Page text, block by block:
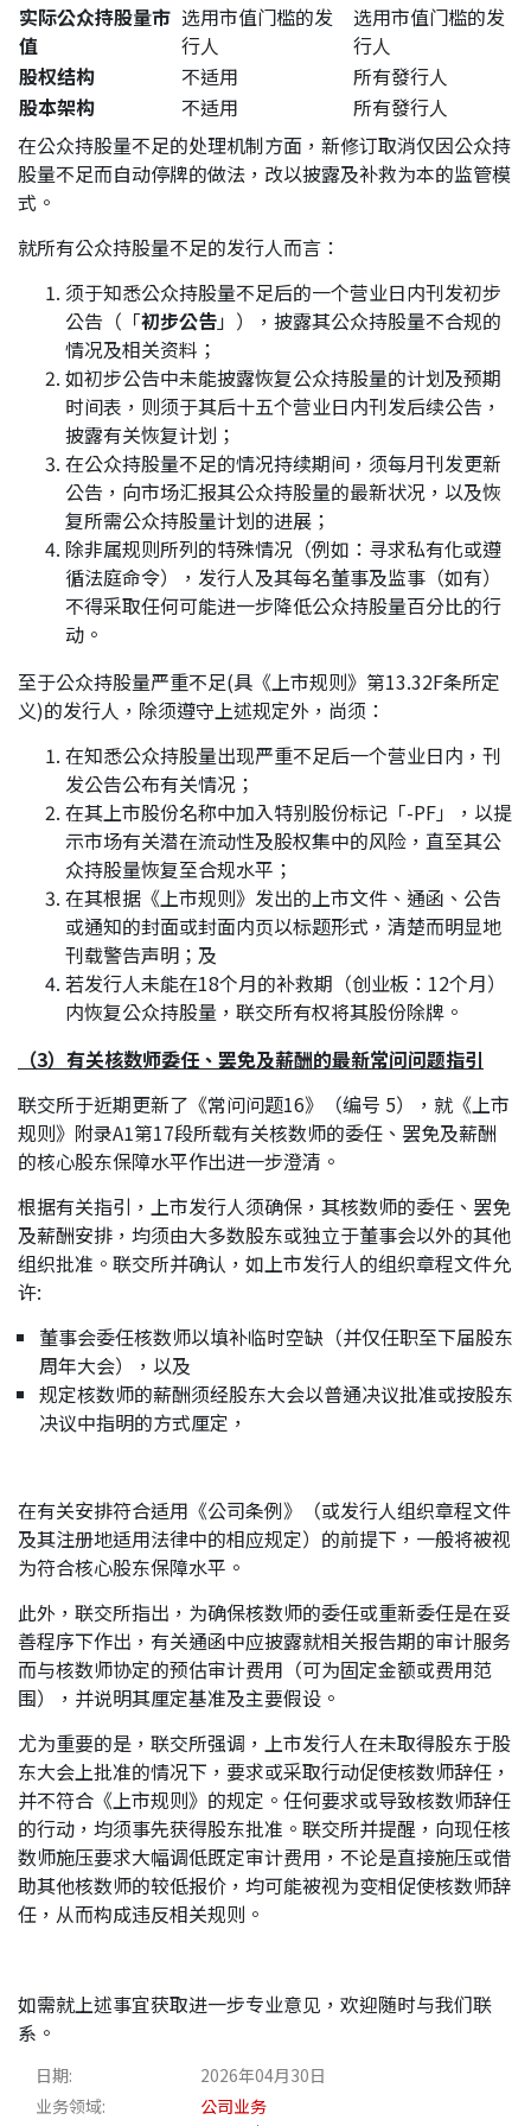
实际公众持股量市
值
选用市值门槛的发
行人
选用市值门槛的发
行人
股权结构
不适用
所有發行人
股本架构
不适用
所有發行人
在公众持股量不足的处理机制方面，新修订取消仅因公众持
股量不足而自动停牌的做法，改以披露及补救为本的监管模
式。
就所有公众持股量不足的发行人而言：
须于知悉公众持股量不足后的一个营业日内刊发初步
公告（「初步公告」），披露其公众持股量不合规的
情况及相关资料；
如初步公告中未能披露恢复公众持股量的计划及预期
时间表，则须于其后十五个营业日内刊发后续公告，
披露有关恢复计划；
在公众持股量不足的情况持续期间，须每月刊发更新
公告，向市场汇报其公众持股量的最新状况，以及恢
复所需公众持股量计划的进展；
除非属规则所列的特殊情况（例如：寻求私有化或遵
循法庭命令），发行人及其每名董事及监事（如有）
不得采取任何可能进一步降低公众持股量百分比的行
动。
至于公众持股量严重不足(具《上市规则》第13.32F条所定
义)的发行人，除须遵守上述规定外，尚须：
在知悉公众持股量出现严重不足后一个营业日内，刊
发公告公布有关情况；
在其上市股份名称中加入特别股份标记「-PF」，以提
示市场有关潜在流动性及股权集中的风险，直至其公
众持股量恢复至合规水平；
在其根据《上市规则》发出的上市文件、通函、公告
或通知的封面或封面内页以标题形式，清楚而明显地
刊载警告声明；及
若发行人未能在18个月的补救期（创业板：12个月）
内恢复公众持股量，联交所有权将其股份除牌。
（3）有关核数师委任、罢免及薪酬的最新常问问题指引
联交所于近期更新了《常问问题16》（编号 5），就《上市
规则》附录A1第17段所载有关核数师的委任、罢免及薪酬
的核心股东保障水平作出进一步澄清。
根据有关指引，上市发行人须确保，其核数师的委任、罢免
及薪酬安排，均须由大多数股东或独立于董事会以外的其他
组织批准。联交所并确认，如上市发行人的组织章程文件允
许:
董事会委任核数师以填补临时空缺（并仅任职至下届股东
周年大会），以及
规定核数师的薪酬须经股东大会以普通决议批准或按股东
决议中指明的方式厘定，
在有关安排符合适用《公司条例》（或发行人组织章程文件
及其注册地适用法律中的相应规定）的前提下，一般将被视
为符合核心股东保障水平。
此外，联交所指出，为确保核数师的委任或重新委任是在妥
善程序下作出，有关通函中应披露就相关报告期的审计服务
而与核数师协定的预估审计费用（可为固定金额或费用范
围），并说明其厘定基准及主要假设。
尤为重要的是，联交所强调，上市发行人在未取得股东于股
东大会上批准的情况下，要求或采取行动促使核数师辞任，
并不符合《上市规则》的规定。任何要求或导致核数师辞任
的行动，均须事先获得股东批准。联交所并提醒，向现任核
数师施压要求大幅调低既定审计费用，不论是直接施压或借
助其他核数师的较低报价，均可能被视为变相促使核数师辞
任，从而构成违反相关规则。
如需就上述事宜获取进一步专业意见，欢迎随时与我们联
系。
日期:
2026年04月30日
业务领域:
公司业务